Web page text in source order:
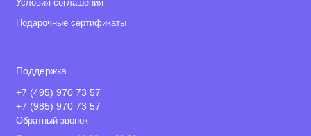
Условия соглашения
Подарочные сертификаты
Поддержка
+7 (495) 970 73 57
+7 (985) 970 73 57
Обратный звонок